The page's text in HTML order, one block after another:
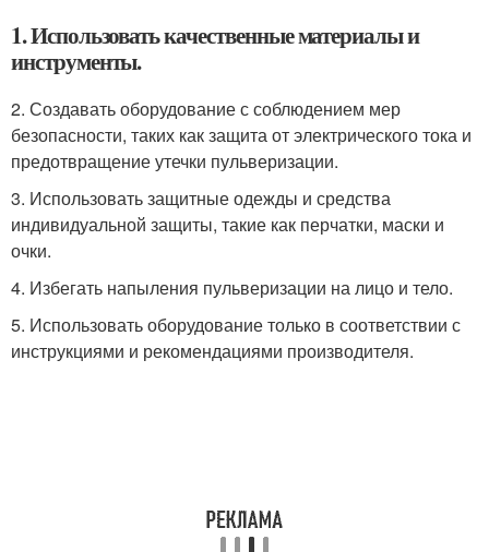
1. Использовать качественные материалы и
инструменты.
2. Создавать оборудование с соблюдением мер
безопасности, таких как защита от электрического тока и
предотвращение утечки пульверизации.
3. Использовать защитные одежды и средства
индивидуальной защиты, такие как перчатки, маски и
очки.
4. Избегать напыления пульверизации на лицо и тело.
5. Использовать оборудование только в соответствии с
инструкциями и рекомендациями производителя.